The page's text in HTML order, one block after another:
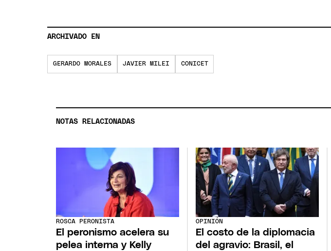
ARCHIVADO EN
GERARDO MORALES JAVIER MILEI CONICET
NOTAS RELACIONADAS
ROSCA PERONISTA
El peronismo acelera su
pelea interna y Kelly
OPINIÓN
El costo de la diplomacia
del agravio: Brasil, el